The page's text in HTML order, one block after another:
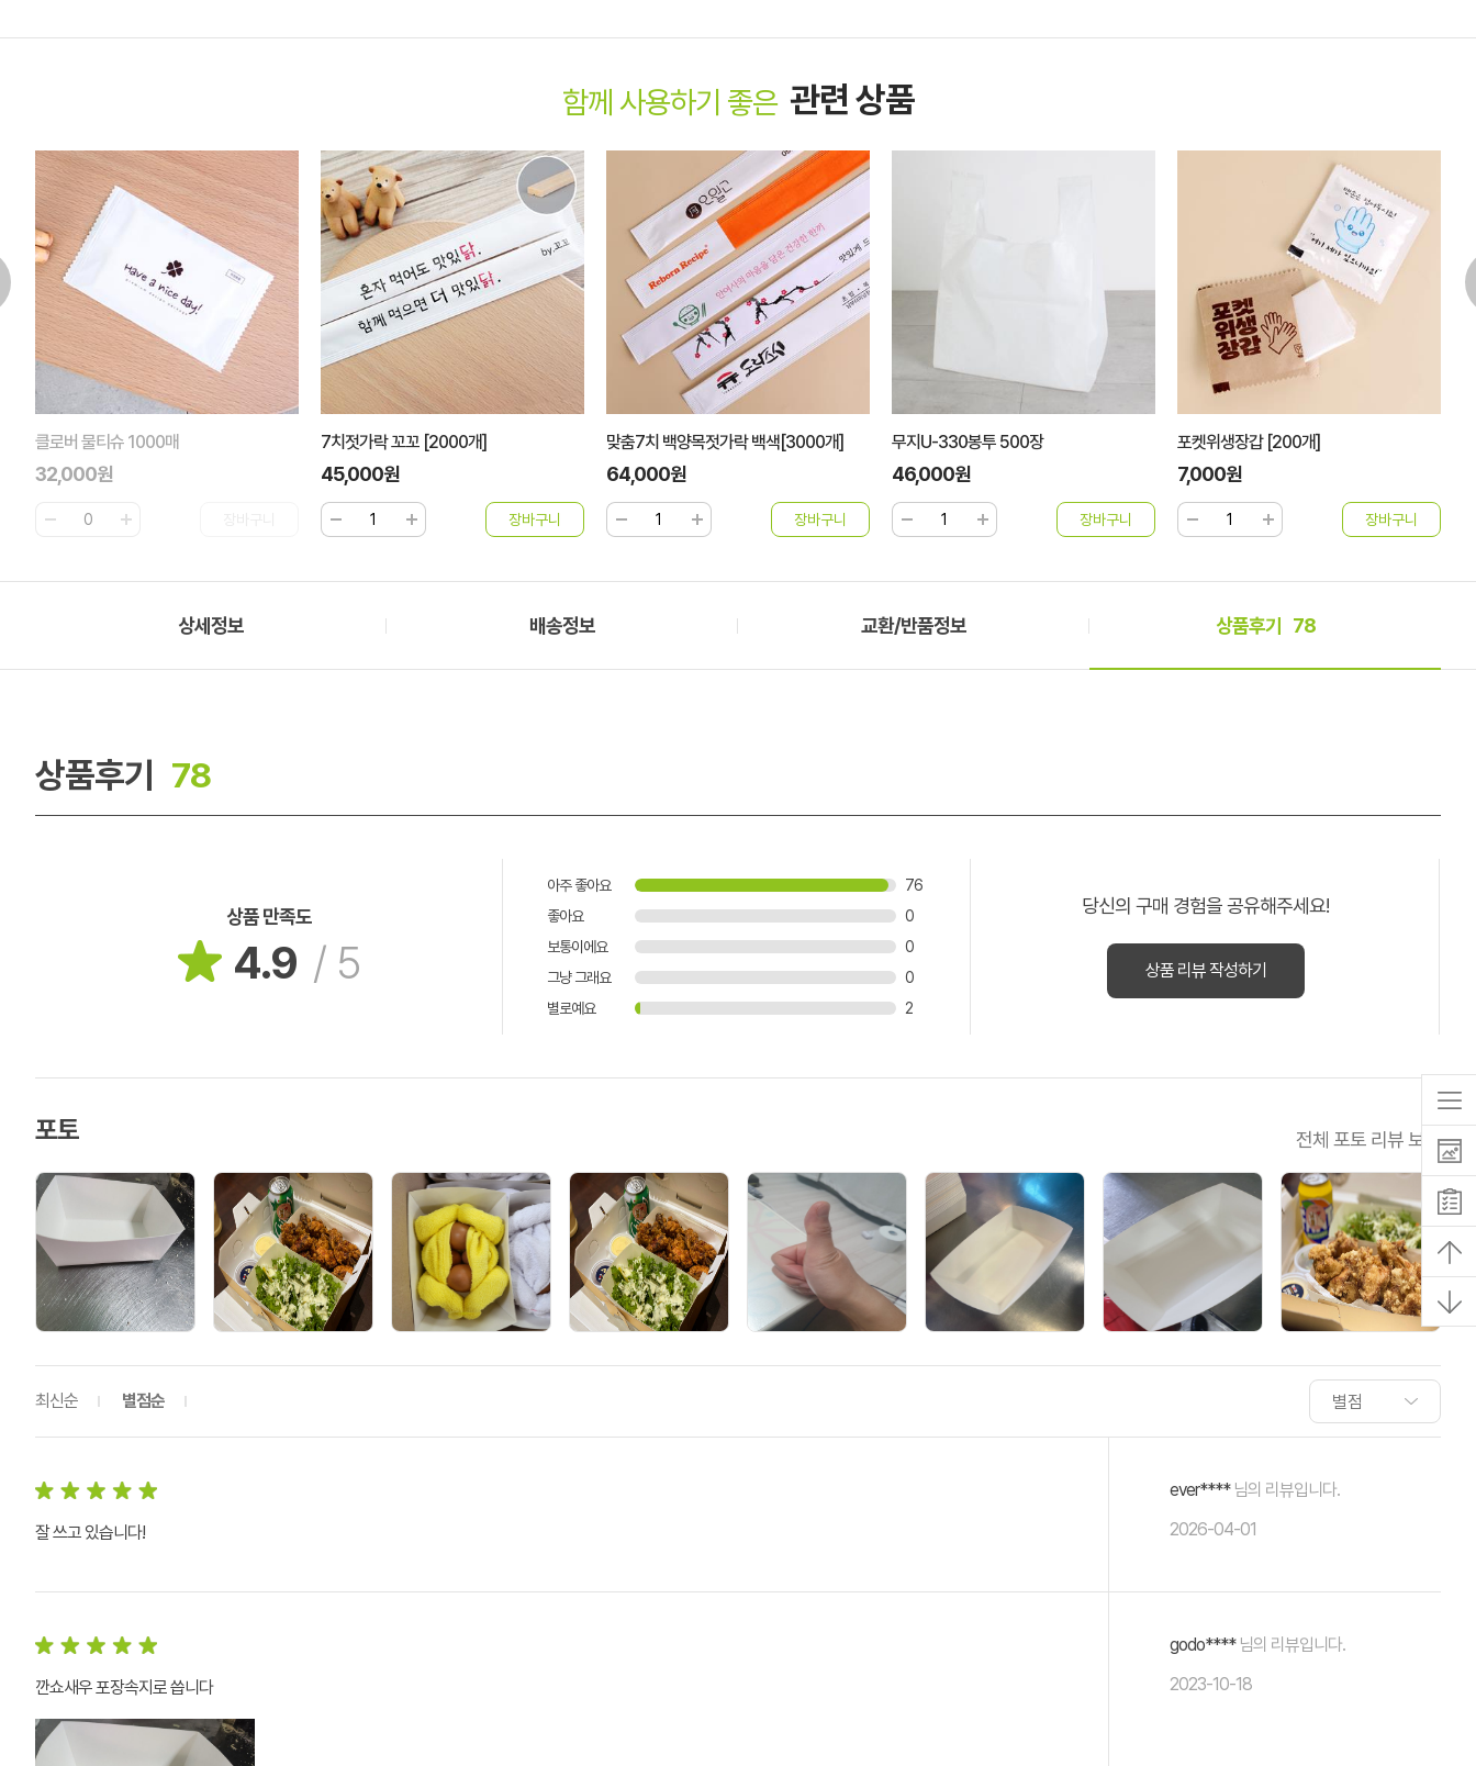
함께 사용하기 좋은 관련 상품
클로버 물티슈 1000매
32,000원
7치젓가락 꼬꼬 [2000개]
45,000원
맞춤7치 백양목젓가락 백색[3000개]
64,000원
무지U-330봉투 500장
46,000원
포켓위생장갑 [200개]
7,000원
상세정보 배송정보 교환/반품정보 상품후기 78
상품후기 78
상품 만족도
4.9 / 5
아주 좋아요
76
좋아요
0
보통이에요
0
그냥 그래요
0
별로예요
2
당신의 구매 경험을 공유해주세요!
상품 리뷰 작성하기
포토 전체 포토 리뷰 보기
최신순 별점순
잘 쓰고 있습니다!
ever****님의 리뷰입니다.
2026-04-01
깐쇼새우 포장속지로 씁니다
godo****님의 리뷰입니다.
2023-10-18